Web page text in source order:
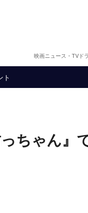
映画ニュース・TVド
ト
ちゃん』